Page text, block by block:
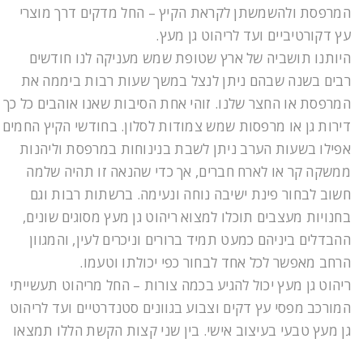
המרפסת ולהשמשתן לקראת הקיץ – החל מדקים דרך מוצרי
עץ דקורטיביים ועד לריהוט גן מעץ.
היותנו תושביה של ארץ שטופת שמש מעניקה לנו חודשים
רבים בשנה שבהם ניתן לנצל במשך שעות רבות ביממה את
המרפסת או החצר שלנו. זוהי אחת הסיבות שאנו אוהבים כל כך
דירות גן או מרפסות שמש צמודות לסלון. בחודשי הקיץ החמים
אפילו בשעות הערב ניתן לשבת בנינוחות במרפסת וליהנות
ממשקה קר או לארח חברים, אך כדי שהנאה זו תהיה שלמה
חשוב לבחור פינת ישיבה נוחה ונעימה. ברשתות רבות וגם
בחנויות מעצבים תוכלו למצוא ריהוט גן מעץ מסוגים שונים,
ההבדלים ביניהם כמעט תמיד ברורים וניכרים לעין, והמגוון
הרחב מאפשר לכל אחד לבחור כפי יכולתו וטעמו.
ריהוט גן מעץ יכול להגיע בכמה צורות – החל מריהוט תעשייתי
המורכב מפסי עץ דקים וצבוע בגוונים סטנדרטיים ועד לריהוט
גן מעץ טבעי בעיצוב אישי. בין שני קצות הקשת הללו תמצאו